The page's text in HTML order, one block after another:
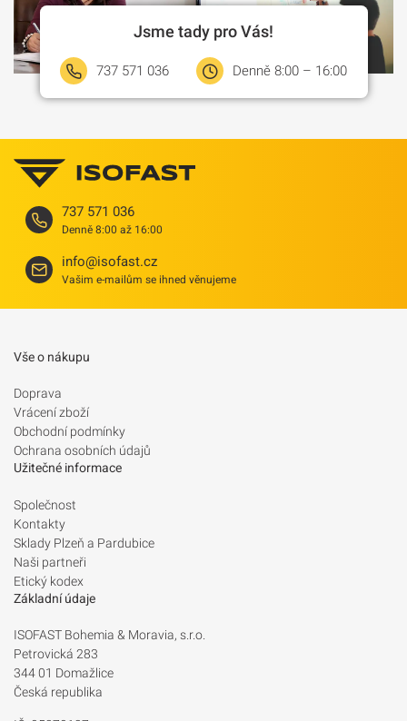
Jsme tady pro Vás!
737 571 036 Denně 8:00 – 16:00
737 571 036
Denně 8:00 až 16:00
info@isofast.cz
Vašim e-mailům se ihned věnujeme
Vše o nákupu
Doprava
Vrácení zboží
Obchodní podmínky
Ochrana osobních údajů
Užitečné informace
Společnost
Kontakty
Sklady Plzeň a Pardubice
Naši partneři
Etický kodex
Základní údaje
ISOFAST Bohemia & Moravia, s.r.o.
Petrovická 283
344 01 Domažlice
Česká republika